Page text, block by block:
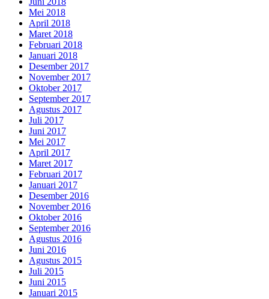
Mei 2018
April 2018
Maret 2018
Februari 2018
Januari 2018
Desember 2017
November 2017
Oktober 2017
September 2017
Agustus 2017
Juli 2017
Juni 2017
Mei 2017
April 2017
Maret 2017
Februari 2017
Januari 2017
Desember 2016
November 2016
Oktober 2016
September 2016
Agustus 2016
Juni 2016
Agustus 2015
Juli 2015
Juni 2015
Januari 2015